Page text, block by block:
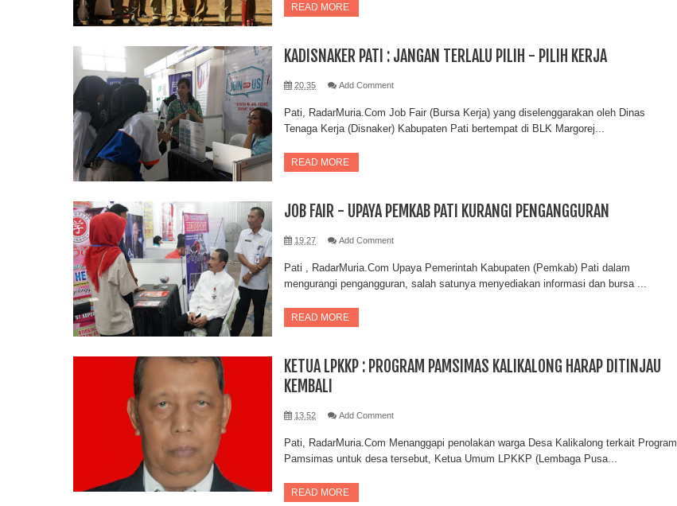
READ MORE
KADISNAKER PATI : JANGAN TERLALU PILIH - PILIH KERJA
20.35 Add Comment
Pati, RadarMuria.Com Job Fair (Bursa Kerja) yang diselenggarakan oleh Dinas
Tenaga Kerja (Disnaker) Kabupaten Pati bertempat di BLK Margorej...
READ MORE
JOB FAIR - UPAYA PEMKAB PATI KURANGI PENGANGGURAN
19.27 Add Comment
Pati , RadarMuria.Com Upaya Pemerintah Kabupaten (Pemkab) Pati dalam
mengurangi pengangguran, salah satunya menyediakan informasi dan bursa ...
READ MORE
KETUA LPKKP : PROGRAM PAMSIMAS KALIKALONG HARAP DITINJAU
KEMBALI
13.52 Add Comment
Pati, RadarMuria.Com Menanggapi penolakan warga Desa Kalikalong terkait Program
Pamsimas untuk desa tersebut, Ketua Umum LPKKP (Lembaga Pusa...
READ MORE